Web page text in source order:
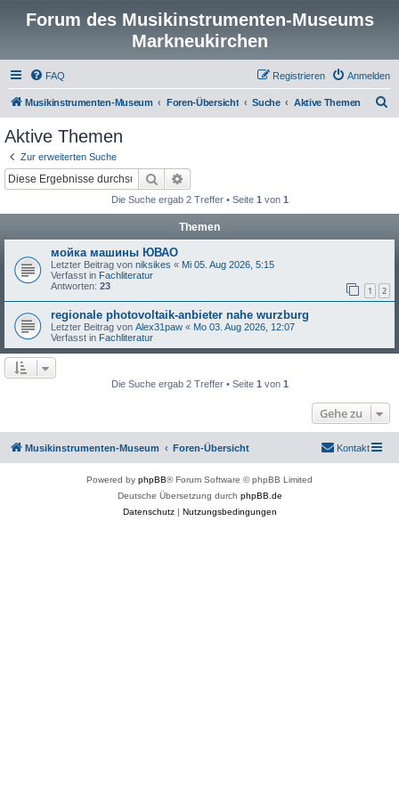
Forum des Musikinstrumenten-Museums
Markneukirchen
FAQ Anmelden
Registrieren
Musikinstrumenten-Museum Foren-Übersicht Suche Aktive Themen
Aktive Themen
Zur erweiterten Suche
Suche
Die Suche ergab 2 Treffer • Seite 1 von 1
Themen
мойка машины ЮВАО
Letzter Beitrag von niksikes « Mi 05. Aug 2026, 5:15
Verfasst in Fachliteratur
Antworten: 23 1 2
regionale photovoltaik-anbieter nahe wurzburg
Letzter Beitrag von Alex31paw « Mo 03. Aug 2026, 12:07
Verfasst in Fachliteratur
Die Suche ergab 2 Treffer • Seite 1 von 1
Gehe zu
Musikinstrumenten-Museum Foren-Übersicht Kontakt
Powered by phpBB® Forum Software © phpBB Limited
Deutsche Übersetzung durch phpBB.de
Datenschutz| Nutzungsbedingungen